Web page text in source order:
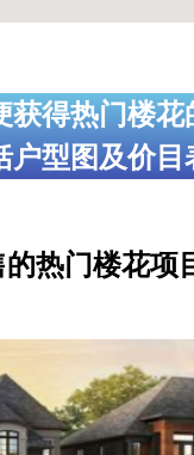
获得热门楼花
户型图及价目
热门楼花项